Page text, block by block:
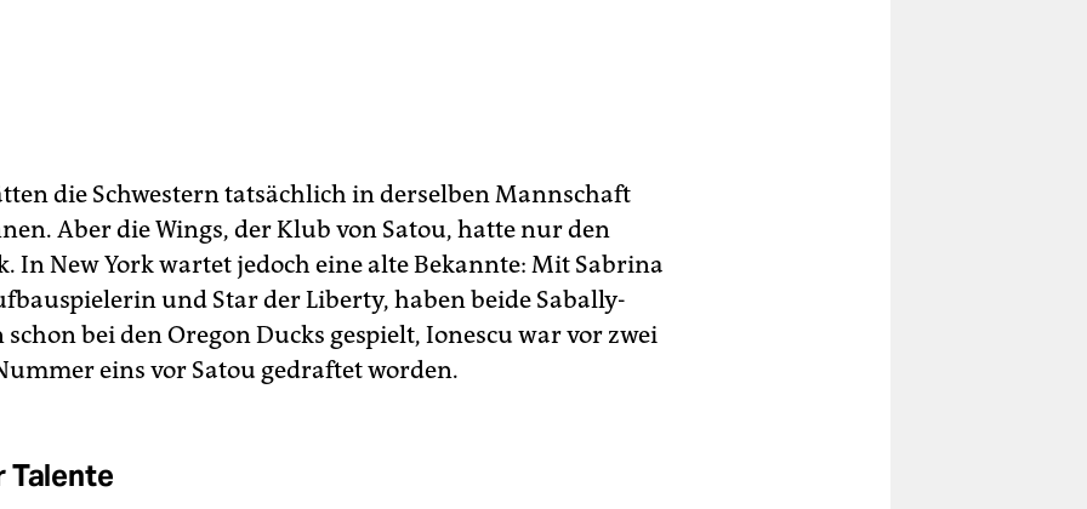
die Schwestern tatsächlich in derselben Mannschaft
Aber die Wings, der Klub von Satou, hatte nur den
In New York wartet jedoch eine alte Bekannte: Mit Sabrina
und Star der Liberty, haben beide Sabally-
schon bei den Oregon Ducks gespielt, Ionescu war vor zwei
eins vor Satou gedraftet worden.
Talente